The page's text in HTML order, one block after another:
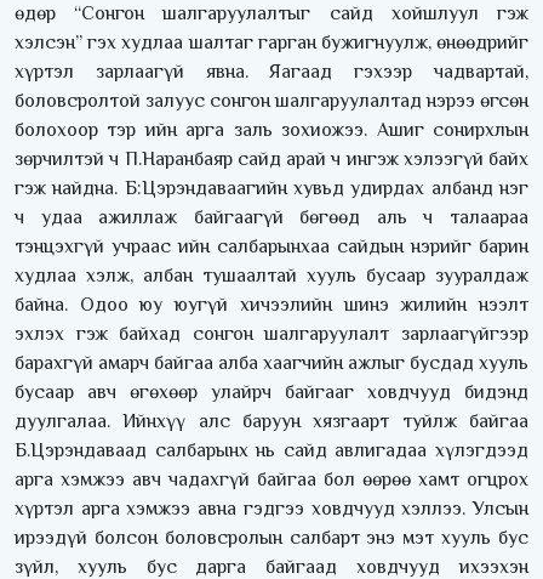
өдөр “Сонгон шалгаруулалтыг сайд хойшлуул гэж
хэлсэн” гэх худлаа шалтаг гарган бужигнуулж, өнөөдрийг
хүртэл зарлаагүй явна. Яагаад гэхээр чадвартай,
боловсролтой залуус сонгон шалгаруулалтад нэрээ өгсөн
болохоор тэр ийн арга заль зохиожээ. Ашиг сонирхлын
зөрчилтэй ч П.Наранбаяр сайд арай ч ингэж хэлээгүй байх
гэж найдна. Б:Цэрэндаваагийн хувьд удирдах албанд нэг
ч удаа ажиллаж байгаагүй бөгөөд аль ч талаараа
тэнцэхгүй учраас ийн салбарынхаа сайдын нэрийг барин
худлаа хэлж, албан тушаалтай хууль бусаар зууралдаж
байна. Одоо юу юугүй хичээлийн шинэ жилийн нээлт
эхлэх гэж байхад сонгон шалгаруулалт зарлаагүйгээр
барахгүй амарч байгаа алба хаагчийн ажлыг бусдад хууль
бусаар авч өгөхөөр улайрч байгааг ховдчууд бидэнд
дуулгалаа. Ийнхүү алс баруун хязгаарт туйлж байгаа
Б.Цэрэндаваад салбарынх нь сайд авлигадаа хүлэгдээд
арга хэмжээ авч чадахгүй байгаа бол өөрөө хамт огцрох
хүртэл арга хэмжээ авна гэдгээ ховдчууд хэллээ. Улсын
ирээдүй болсон боловсролын салбарт энэ мэт хууль бус
зүйл, хууль бус дарга байгаад ховдчууд ихээхэн